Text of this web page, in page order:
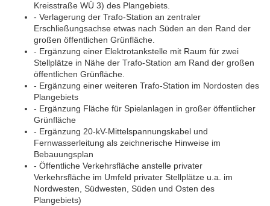
Kreisstraße WÜ 3) des Plangebiets.
- Verlagerung der Trafo-Station an zentraler
Erschließungsachse etwas nach Süden an den Rand der
großen öffentlichen Grünfläche.
- Ergänzung einer Elektrotankstelle mit Raum für zwei
Stellplätze in Nähe der Trafo-Station am Rand der großen
öffentlichen Grünfläche.
- Ergänzung einer weiteren Trafo-Station im Nordosten des
Plangebiets
- Ergänzung Fläche für Spielanlagen in großer öffentlicher
Grünfläche
- Ergänzung 20-kV-Mittelspannungskabel und
Fernwasserleitung als zeichnerische Hinweise im
Bebauungsplan
- Öffentliche Verkehrsfläche anstelle privater
Verkehrsfläche im Umfeld privater Stellplätze u.a. im
Nordwesten, Südwesten, Süden und Osten des
Plangebiets)